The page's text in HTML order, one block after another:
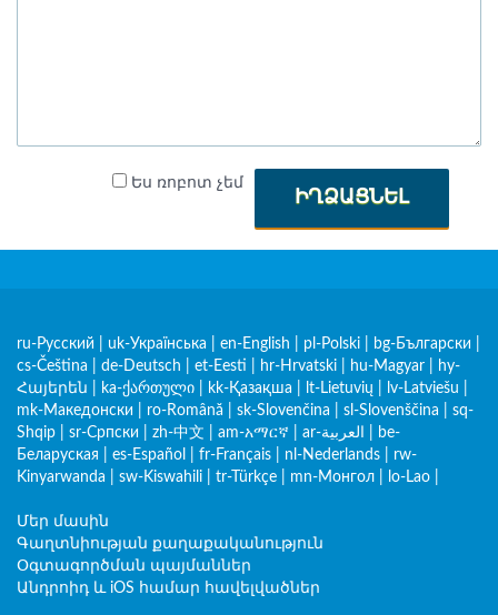
Ես ռոբոտ չեմ
ԻՂՁԱՑՆԵԼ
ru-Русский uk-Українська en-English pl-Polski bg-Български
cs-Čeština
de-Deutsch et-Eesti hr-Hrvatski hu-Magyar
hy-
Հայերեն
ka-ქართული kk-Қазақша lt-Lietuvių lv-Latviešu
mk-Македонски
ro-Română sk-Slovenčina sl-Slovenščina
sq-
Shqip
sr-Српски zh-中文 am-አማርኛ ar-العربية
be-
Беларуская
es-Español fr-Français nl-Nederlands
rw-
Kinyarwanda
sw-Kiswahili tr-Türkçe mn-Монгол lo-Lao
Մեր մասին
Գաղտնիության քաղաքականություն
Օգտագործման պայմաններ
Անդրոիդ և iOS համար հավելվածներ